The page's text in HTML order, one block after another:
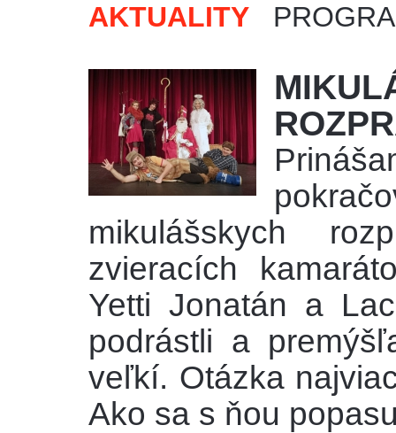
AKTUALITY
mikulášskych
zvieracích
Yetti Jonatán a
podrástli a
veľkí. Otázka
Ako sa s ňou